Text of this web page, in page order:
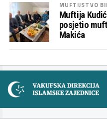
MUFTIJSTVO
Muftija
posjetio
Makića